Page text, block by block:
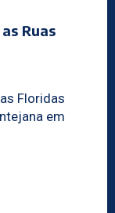
Ruas
Floridas
em